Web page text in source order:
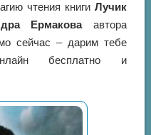
чтения книги Лучик
Ермаковаавтора
сейчас – дарим тебе
бесплатно и